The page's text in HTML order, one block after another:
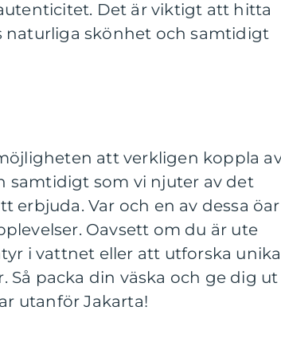
Det är viktigt att hitta
naturliga skönhet och samtidigt
att verkligen koppla
samtidigt som vi njuter av det
erbjuda. Var och en av dessa öar
Oavsett om du är ute
i vattnet eller att utforska unika
Så packa din väska och ge dig ut
utanför Jakarta!